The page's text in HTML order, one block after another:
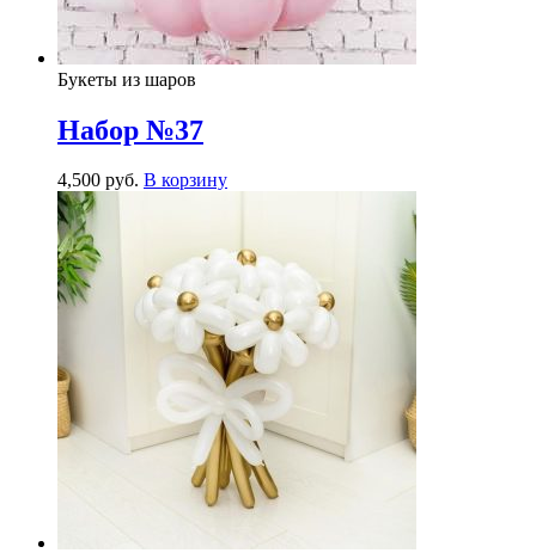
Букеты из шаров
Набор №37
4,500 руб. В корзину